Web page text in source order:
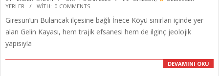
01-
01
YERLER
WITH: 0 COMMENTS
Giresun’un Bulancak ilçesine bağlı İnece Köyü sınırları içinde yer
alan Gelin Kayası, hem trajik efsanesi hem de ilginç jeolojik
yapısıyla
DEVAMINI OKU